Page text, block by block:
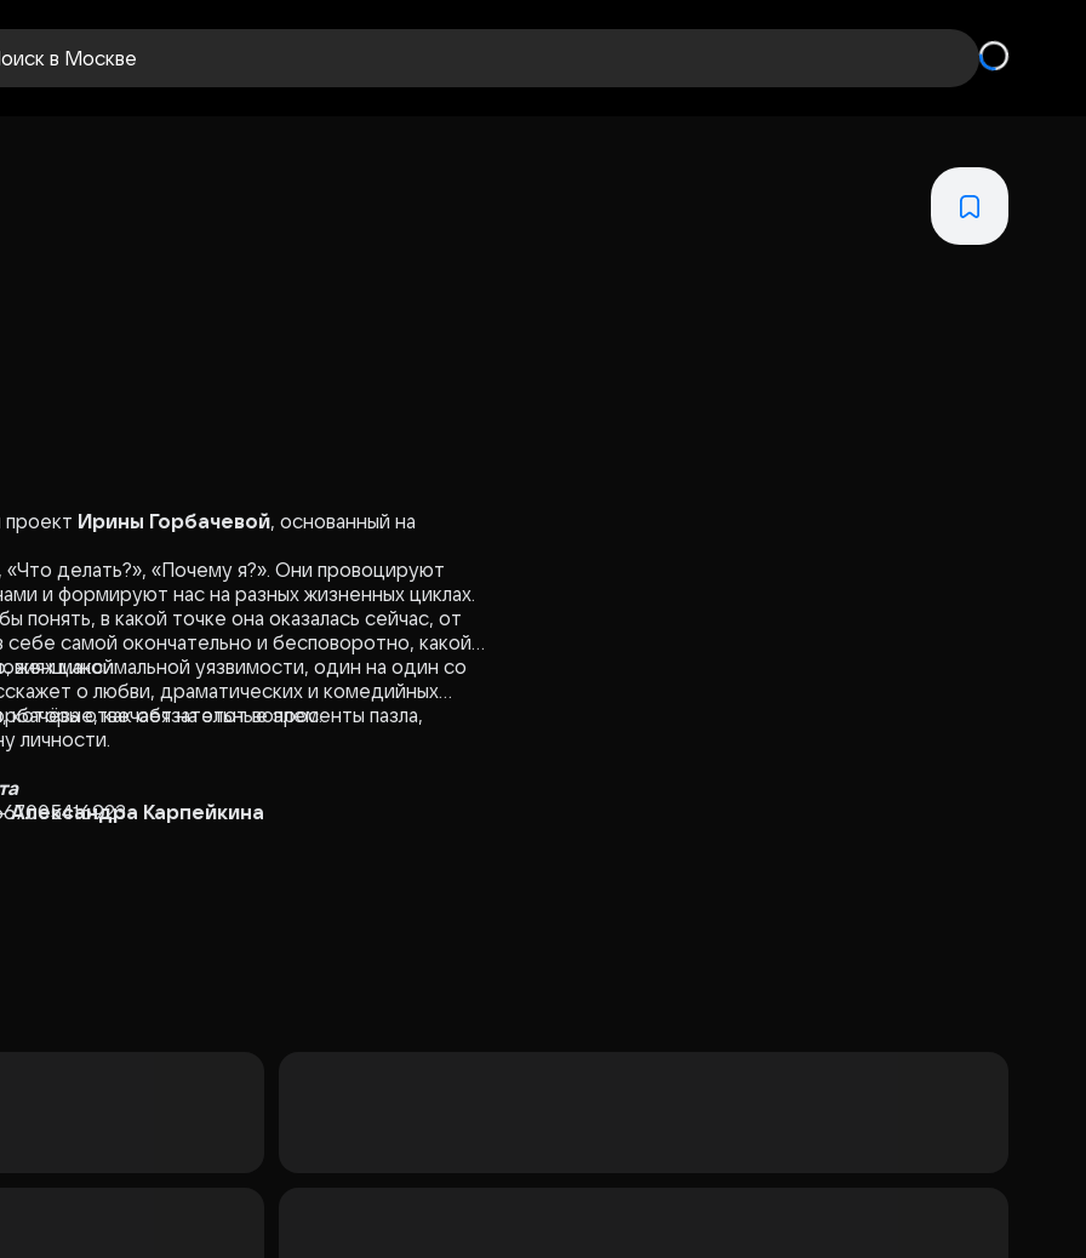
в Москве
проект Ирины Горбачевой, основанный на
делать?», «Почему я?». Они провоцируют
и формируют нас на разных жизненных циклах.
в какой точке она оказалась сейчас, от
самой окончательно и бесповоротно, какой
женщиной.
максимальной уязвимости, один на один со
о любви, драматических и комедийных
как обязательные элементы пазла,
личности.
отвечает на этот вопрос.
-Александра Карпейкина